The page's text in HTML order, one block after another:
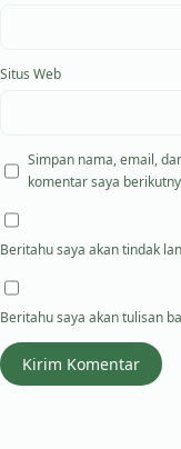
Situs Web
Simpan nama, email,
komentar saya
Beritahu saya akan tindak
Beritahu saya akan tulisan